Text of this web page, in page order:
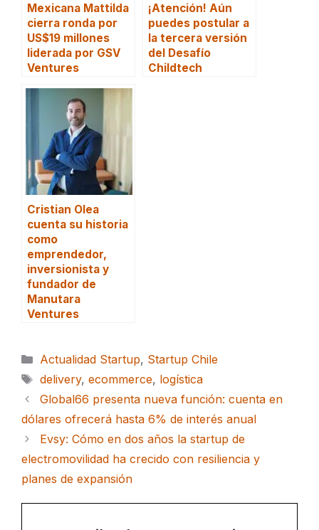
Mexicana Mattilda
cierra ronda por
US$19 millones
liderada por GSV
Ventures
¡Atención! Aún
puedes postular a
la tercera versión
del Desafío
Childtech
Cristian Olea
cuenta su historia
como
emprendedor,
inversionista y
fundador de
Manutara
Ventures
Categorías
Actualidad Startup, Startup Chile
Etiquetas
delivery, ecommerce, logística
Global66 presenta nueva función: cuenta en
dólares ofrecerá hasta 6% de interés anual
Evsy: Cómo en dos años la startup de
electromovilidad ha crecido con resiliencia y
planes de expansión